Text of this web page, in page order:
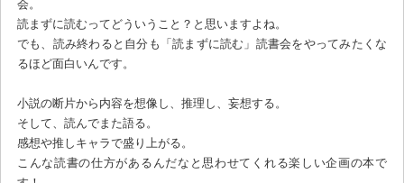
会。
読まずに読むってどういうこと？と思いますよね。
でも、読み終わると自分も「読まずに読む」読書会をやってみたくな
るほど面白いんです。
小説の断片から内容を想像し、推理し、妄想する。
そして、読んでまた語る。
感想や推しキャラで盛り上がる。
こんな読書の仕方があるんだなと思わせてくれる楽しい企画の本で